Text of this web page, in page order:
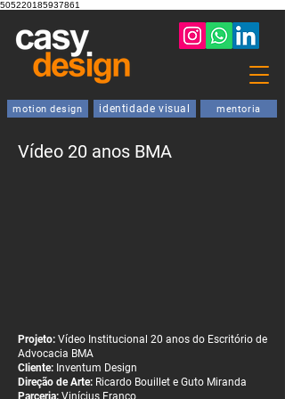
505220185937861
identidade visual mentoria
motion design
Vídeo 20 anos BMA​
Projeto: Vídeo Institucional 20 anos do Escritório de
Advocacia BMA
Cliente: Inventum Design
Direção de Arte: Ricardo Bouillet e Guto Miranda
Parceria: Vinícius Franco